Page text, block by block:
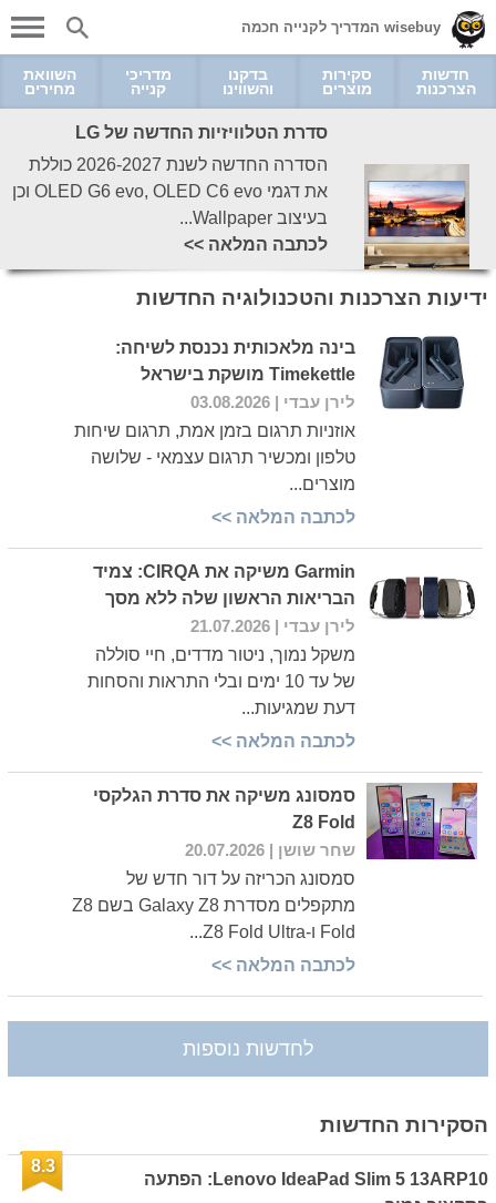
wisebuy המדריך לקנייה חכמה
חדשות
הצרכנות
סקירות
מוצרים
בדקנו
והשווינו
מדריכי
קנייה
השוואת
מחירים
סדרת הטלוויזיות החדשה של LG
הסדרה החדשה לשנת 2026-2027 כוללת
את דגמי OLED G6 evo, OLED C6 evo וכן
בעיצוב Wallpaper...
לכתבה המלאה >>
ידיעות הצרכנות והטכנולוגיה החדשות
בינה מלאכותית נכנסת לשיחה:
Timekettle מושקת בישראל
לירן עבדי | 03.08.2026
אוזניות תרגום בזמן אמת, תרגום שיחות
טלפון ומכשיר תרגום עצמאי - שלושה
מוצרים...
לכתבה המלאה >>
Garmin משיקה את CIRQA: צמיד
הבריאות הראשון שלה ללא מסך
לירן עבדי | 21.07.2026
משקל נמוך, ניטור מדדים, חיי סוללה
של עד 10 ימים ובלי התראות והסחות
דעת שמגיעות...
לכתבה המלאה >>
סמסונג משיקה את סדרת הגלקסי
Z8 Fold
שחר שושן | 20.07.2026
סמסונג הכריזה על דור חדש של
מתקפלים מסדרת Galaxy Z8 בשם Z8
Fold ו-Z8 Fold Ultra...
לכתבה המלאה >>
לחדשות נוספות
הסקירות החדשות
Lenovo IdeaPad Slim 5 13ARP10: הפתעה
8.3